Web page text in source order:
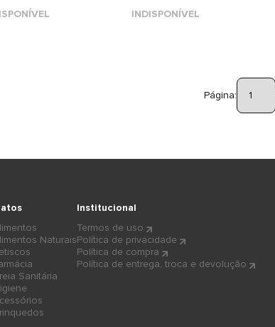
INDISPONÍVEL
Página:
Naturais
Sanitária
Institucional
Termos de uso
Política de privacidade
Política de compra
Política de entrega, troca e devolução